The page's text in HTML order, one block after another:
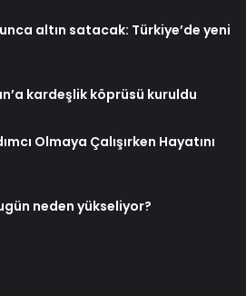
altın satacak: Türkiye’de yeni
kardeşlik köprüsü kuruldu
Olmaya Çalışırken Hayatını
neden yükseliyor?